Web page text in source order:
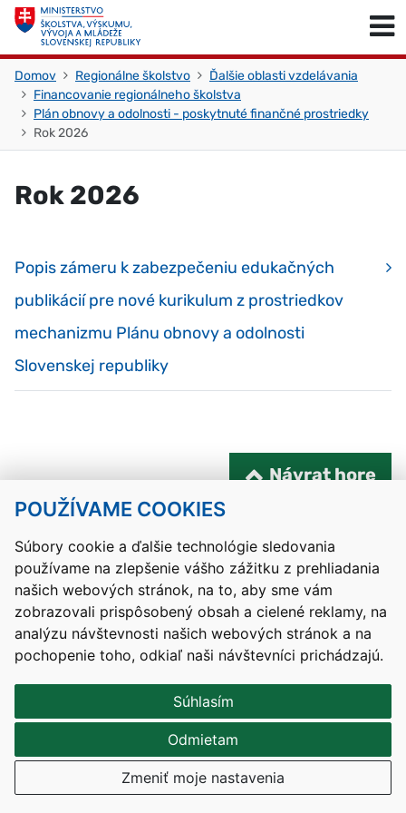
POUŽÍVAME COOKIES
Súbory cookie a ďalšie technológie sledovania
používame na zlepšenie vášho zážitku z prehliadania
našich webových stránok, na to, aby sme vám
zobrazovali prispôsobený obsah a cielené reklamy, na
analýzu návštevnosti našich webových stránok a na
pochopenie toho, odkiaľ naši návštevníci prichádzajú.
Súhlasím
Odmietam
Zmeniť moje nastavenia
Skočiť na obsah
Domov Regionálne školstvo
Ďalšie oblasti vzdelávania
Financovanie regionálneho školstva
Plán obnovy a odolnosti - poskytnuté finančné prostriedky
Rok 2026
Rok 2026
Popis zámeru k zabezpečeniu edukačných
publikácií pre nové kurikulum z prostriedkov
mechanizmu Plánu obnovy a odolnosti
Slovenskej republiky
Skočiť na začiatok stránky
Návrat hore
Kontakty Mapa stránky RSS
Vyhlásenie o prístupnosti
Nastavenia cookies
Prevádzkovateľom služby je Ministerstvo školstva, výskumu,
vývoja a mládeže Slovenskej republiky.
Tvorba stránok: Aglo Solutions
Redakčný systém
: SysCom